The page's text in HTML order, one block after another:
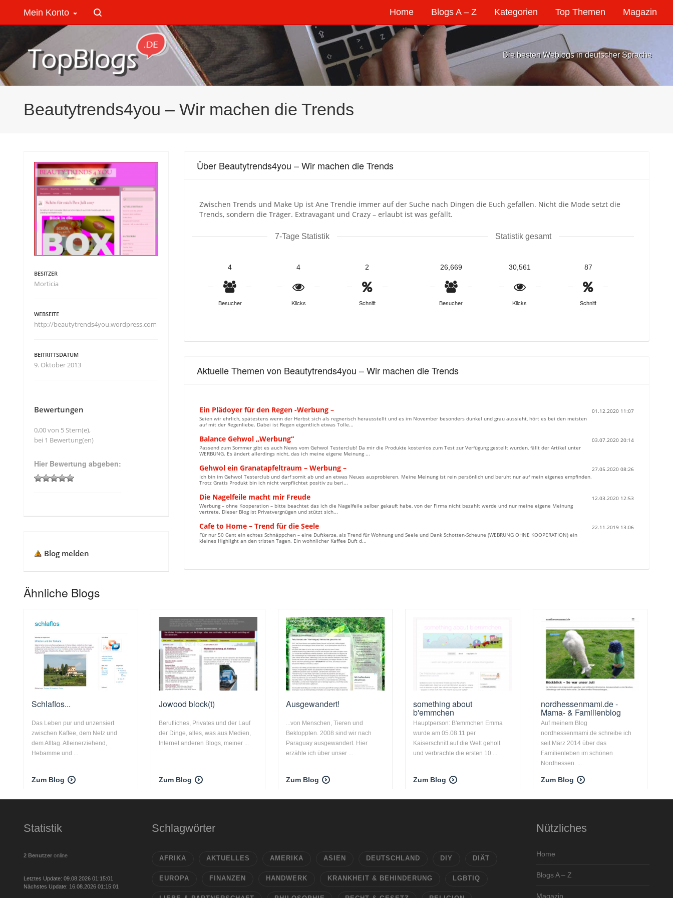
Home Blogs A – Z Kategorien Top Themen Magazin
Mein Konto
Die besten Weblogs in deutscher Sprache
Beautytrends4you – Wir machen die Trends
Über Beautytrends4you – Wir machen die Trends
Zwischen Trends und Make Up ist Ane Trendie immer auf der Suche nach Dingen die Euch gefallen. Nicht die Mode setzt die
Trends, sondern die Träger. Extravagant und Crazy – erlaubt ist was gefällt.
7-Tage Statistik
4
Besucher
4
Klicks
2
Schnitt
Statistik gesamt
26,669
Besucher
30,561
Klicks
87
Schnitt
Aktuelle Themen von Beautytrends4you – Wir machen die Trends
Ein Plädoyer für den Regen -Werbung –
01.12.2020 11:07
Seien wir ehrlich, spätestens wenn der Herbst sich als regnerisch herausstellt und es im November besonders dunkel und grau aussieht, hört es bei den meisten
auf mit der Regenliebe. Dabei ist Regen eigentlich etwas Tolle...
Balance Gehwol „Werbung“
03.07.2020 20:14
Passend zum Sommer gibt es auch News vom Gehwol Testerclub! Da mir die Produkte kostenlos zum Test zur Verfügung gestellt wurden, fällt der Artikel unter
WERBUNG. Es ändert allerdings nicht, das ich meine eigene Meinung ...
Gehwol ein Granatapfeltraum – Werbung –
27.05.2020 08:26
Ich bin im Gehwol Testerclub und darf somit ab und an etwas Neues ausprobieren. Meine Meinung ist rein persönlich und beruht nur auf mein eigenes empfinden.
Trotz Gratis Produkt bin ich nicht verpflichtet positiv zu beri...
Die Nagelfeile macht mir Freude
12.03.2020 12:53
Werbung – ohne Kooperation – bitte beachtet das ich die Nagelfeile selber gekauft habe, von der Firma nicht bezahlt werde und nur meine eigene Meinung
vertrete. Dieser Blog ist Privatvergnügen und stützt sich...
Cafe to Home – Trend für die Seele
22.11.2019 13:06
Für nur 50 Cent ein echtes Schnäppchen – eine Duftkerze, als Trend für Wohnung und Seele und Dank Schotten-Scheune (WEBRUNG OHNE KOOPERATION) ein
kleines Highlight an den tristen Tagen. Ein wohnlicher Kaffee Duft d...
BESITZER
Morticia
WEBSEITE
http://beautytrends4you.wordpress.com
BEITRITTSDATUM
9. Oktober 2013
Bewertungen
0,00 von 5 Stern(e),
bei 1 Bewertung(en)
Hier Bewertung abgeben:
Blog melden
Ähnliche Blogs
Schlaflos...
Das Leben pur und unzensiert
zwischen Kaffee, dem Netz und
dem Alltag. Alleinerziehend,
Hebamme und ...
Zum Blog
Jowood block(t)
Berufliches, Privates und der Lauf
der Dinge, alles, was aus Medien,
Internet anderen Blogs, meiner ...
Zum Blog
Ausgewandert!
...von Menschen, Tieren und
Bekloppten. 2008 sind wir nach
Paraguay ausgewandert. Hier
erzähle ich über unser ...
Zum Blog
something about
b'emmchen
Hauptperson: B'emmchen Emma
wurde am 05.08.11 per
Kaiserschnitt auf die Welt geholt
und verbrachte die ersten 10 ...
Zum Blog
nordhessenmami.de -
Mama- & Familienblog
Auf meinem Blog
nordhessenmami.de schreibe ich
seit März 2014 über das
Familienleben im schönen
Nordhessen. ...
Zum Blog
Statistik
2 Benutzer online
Letztes Update: 09.08.2026 01:15:01
Nächstes Update: 16.08.2026 01:15:01
Schlagwörter
AFRIKA AKTUELLES AMERIKA ASIEN DEUTSCHLAND DIY DIÄT
EUROPA FINANZEN HANDWERK KRANKHEIT & BEHINDERUNG LGBTIQ
Nützliches
Home
Blogs A – Z
Magazin